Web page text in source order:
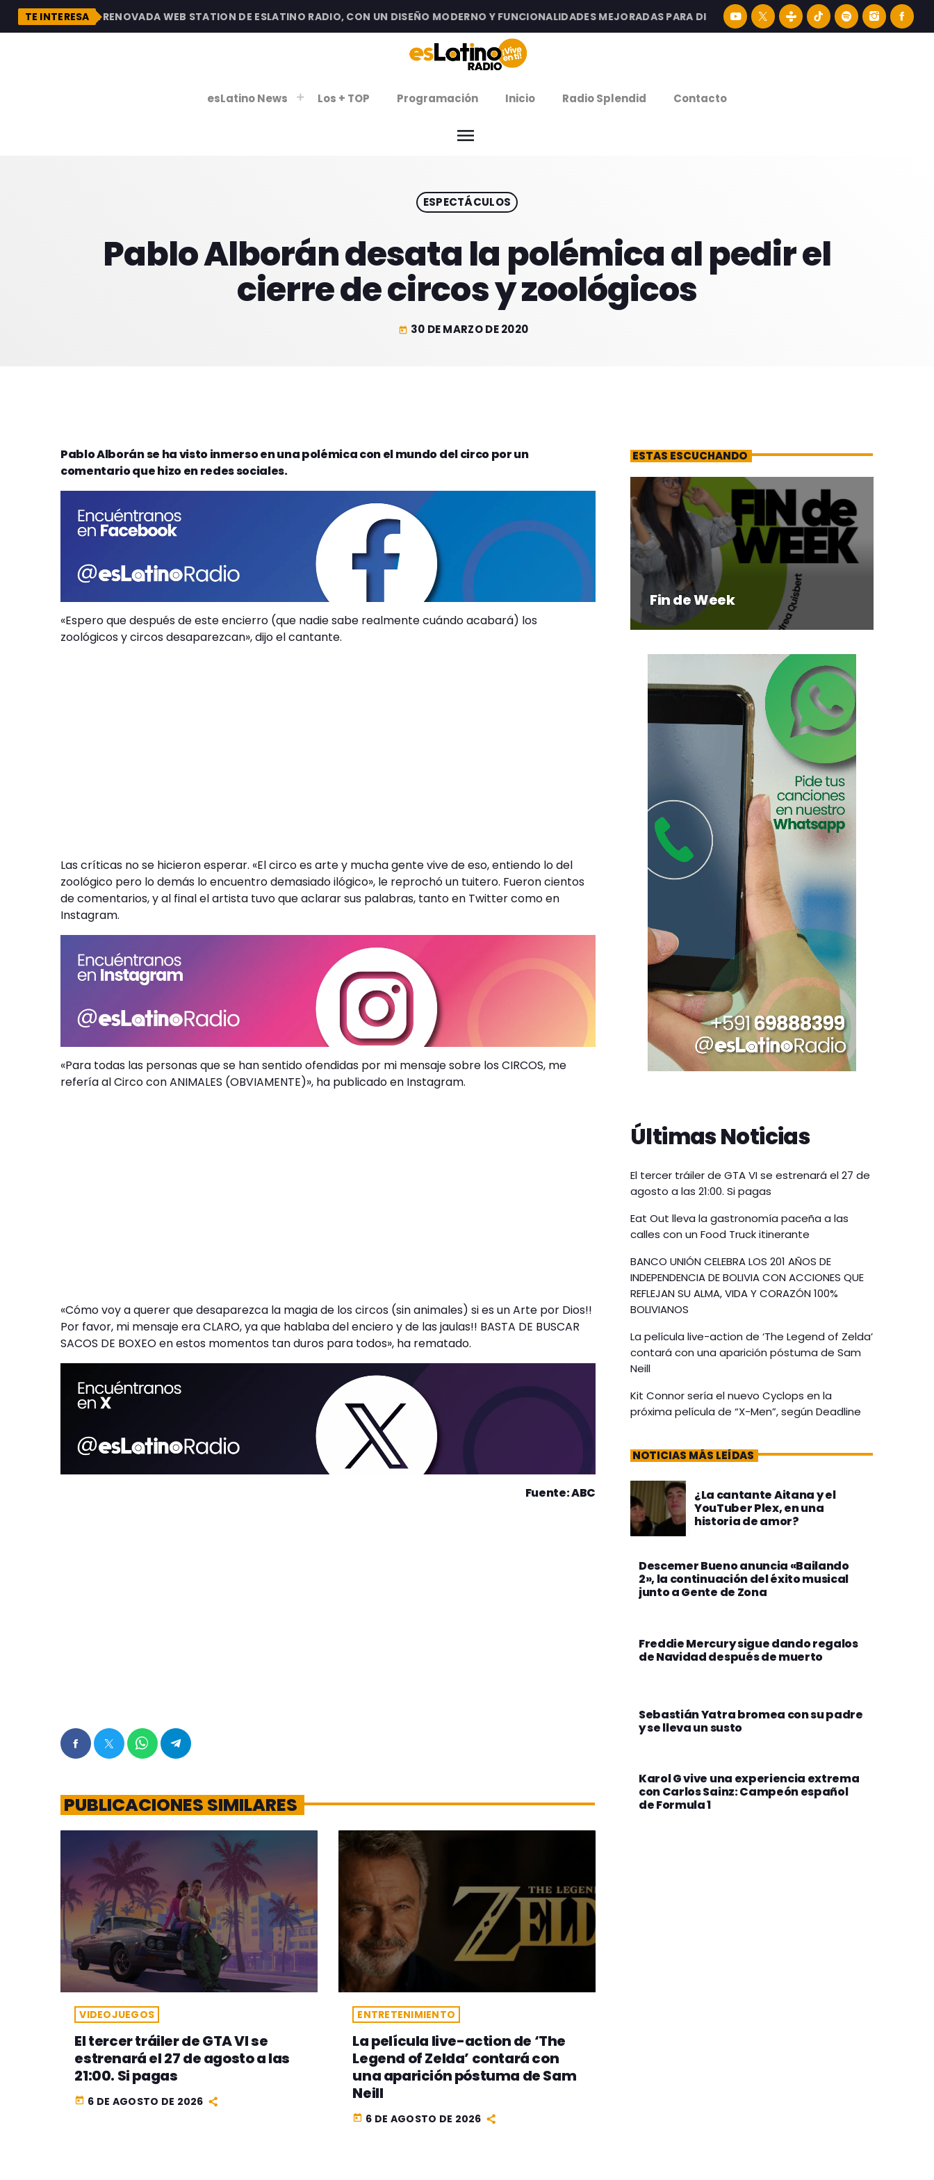
TE INTERESA
DESCUBRE LA RENOVADA WEB STATION DE ESLATINO RADIO, CON UN DISEÑO MODERNO Y FUNCIONALIDADES MEJORADAS PARA DISFRUTAR LA MEJOR MÚSICA LATINA Y
esLatino News Los + TOP Programación Inicio Radio Splendid Contacto
menu
VIERNES DE ESTRENOS
PROGRAMACIÓN
ESPECTÁCULOS
Pablo Alborán desata la polémica al pedir el
cierre de circos y zoológicos
today 30 DE MARZO DE 2020
Pablo Alborán se ha visto inmerso en una polémica con el mundo del circo por un
comentario que hizo en redes sociales.
«Espero que después de este encierro (que nadie sabe realmente cuándo acabará) los
zoológicos y circos desaparezcan», dijo el cantante.
Las críticas no se hicieron esperar. «El circo es arte y mucha gente vive de eso, entiendo lo del
zoológico pero lo demás lo encuentro demasiado ilógico», le reprochó un tuitero. Fueron cientos
de comentarios, y al final el artista tuvo que aclarar sus palabras, tanto en Twitter como en
Instagram.
«Para todas las personas que se han sentido ofendidas por mi mensaje sobre los CIRCOS, me
refería al Circo con ANIMALES (OBVIAMENTE)», ha publicado en Instagram.
«Cómo voy a querer que desaparezca la magia de los circos (sin animales) si es un Arte por Dios!!
Por favor, mi mensaje era CLARO, ya que hablaba del enciero y de las jaulas!! BASTA DE BUSCAR
SACOS DE BOXEO en estos momentos tan duros para todos», ha rematado.
Fuente: ABC
PUBLICACIONES SIMILARES
VIDEOJUEGOS
El tercer tráiler de GTA VI se
estrenará el 27 de agosto a las
21:00. Si pagas
today 6 DE AGOSTO DE 2026
ENTRETENIMIENTO
La película live-action de ‘The
Legend of Zelda’ contará con
una aparición póstuma de Sam
Neill
today 6 DE AGOSTO DE 2026
ESTAS ESCUCHANDO
Fin de Week
Últimas Noticias
El tercer tráiler de GTA VI se estrenará el 27 de
agosto a las 21:00. Si pagas
Eat Out lleva la gastronomía paceña a las
calles con un Food Truck itinerante
BANCO UNIÓN CELEBRA LOS 201 AÑOS DE
INDEPENDENCIA DE BOLIVIA CON ACCIONES QUE
REFLEJAN SU ALMA, VIDA Y CORAZÓN 100%
BOLIVIANOS
La película live-action de ‘The Legend of Zelda’
contará con una aparición póstuma de Sam
Neill
Kit Connor sería el nuevo Cyclops en la
próxima película de “X-Men”, según Deadline
NOTICIAS MÁS LEÍDAS
¿La cantante Aitana y el
YouTuber Plex, en una
historia de amor?
Descemer Bueno anuncia «Bailando
2», la continuación del éxito musical
junto a Gente de Zona
Freddie Mercury sigue dando regalos
de Navidad después de muerto
Sebastián Yatra bromea con su padre
y se lleva un susto
Karol G vive una experiencia extrema
con Carlos Sainz: Campeón español
de Formula 1